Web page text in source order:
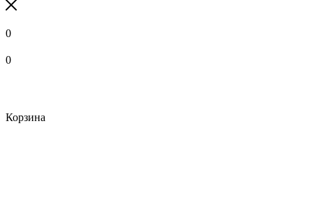
0
0
Корзина